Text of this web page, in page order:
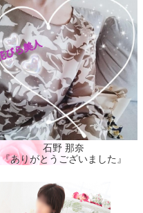
石野 那奈
『ありがとうございました』